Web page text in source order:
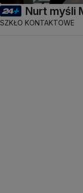
Nurt myśli
SZKŁO KONTAKTOWE